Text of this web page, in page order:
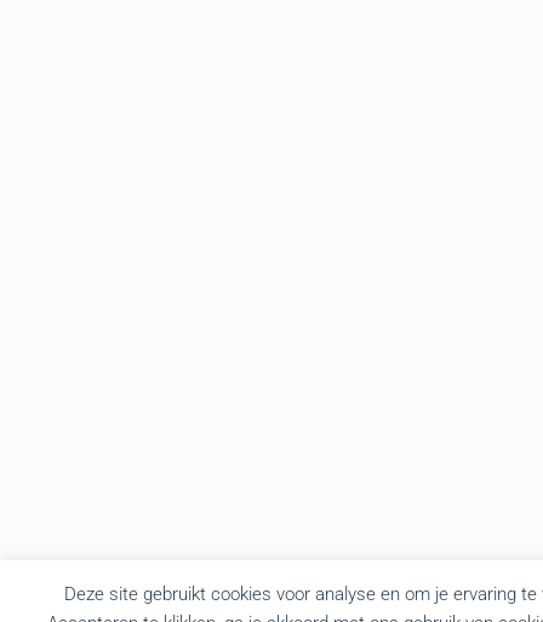
Deze site gebruikt cookies voor analyse en om je ervaring